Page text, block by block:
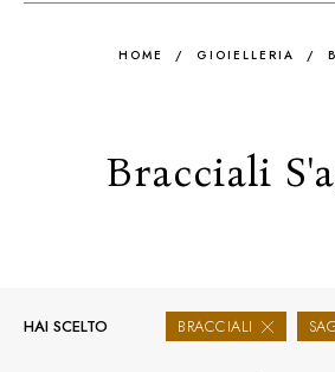
HOME / GIOIELLERIA /
Bracciali
HAI SCELTO BRACCIALI